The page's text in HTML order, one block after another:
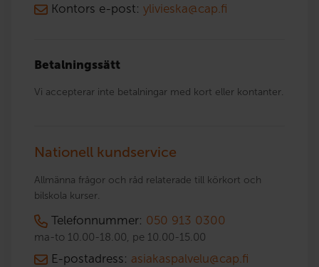
Kontors e-post: ylivieska@cap.fi
Betalningssätt
Vi accepterar inte betalningar med kort eller kontanter.
Nationell kundservice
Allmänna frågor och råd relaterade till körkort och
bilskola kurser.
Telefonnummer: 050 913 0300
ma-to 10.00-18.00, pe 10.00-15.00
E-postadress: asiakaspalvelu@cap.fi